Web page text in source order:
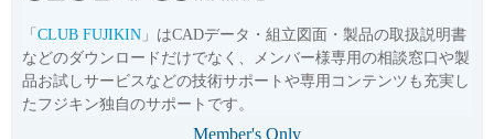
「 CLUB FUJIKIN 」はCADデータ・組立図面・製品の取扱説明書
などのダウンロードだけでなく、メンバー様専用の相談窓口や製
品お試しサービスなどの技術サポートや専用コンテンツも充実し
たフジキン独自のサポートです。
Member's Only